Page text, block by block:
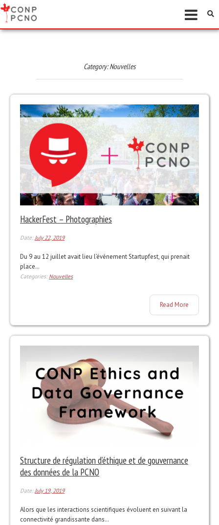
Category:Nouvelles
HackerFest – Photographies
Date: July 22, 2019
Du 9 au 12 juillet avait lieu l’événement Startupfest, qui prenait
place…
Categories: Nouvelles
Read More
Structure de régulation d’éthique et de gouvernance
des données de la PCNO
Date:July 19, 2019
Alors que les interactions scientifiques évoluent en suivant la
connectivité grandissante dans…